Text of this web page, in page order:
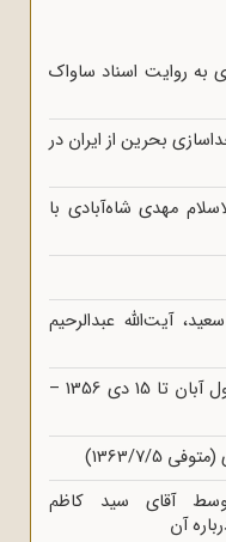
به روایت اسناد ساواک
بحرین از ایران در
مهدی شاه‌آبادی با
آیت‌الله عبدالرحیم
گذری بر انقلاب اسلامی ایران، از اول آبان تا 15 دی 1356 –
1363/7/5)
آقای سید کاظم
آن